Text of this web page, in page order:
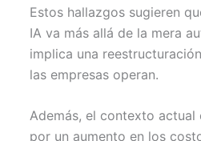
Estos hallazgos sugieren
IA va más allá de la mera
implica una
las empresas operan.
Además, el contexto actual
por un aumento en los